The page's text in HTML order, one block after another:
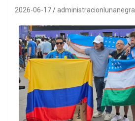
2026-06-17 administracionlunanegra